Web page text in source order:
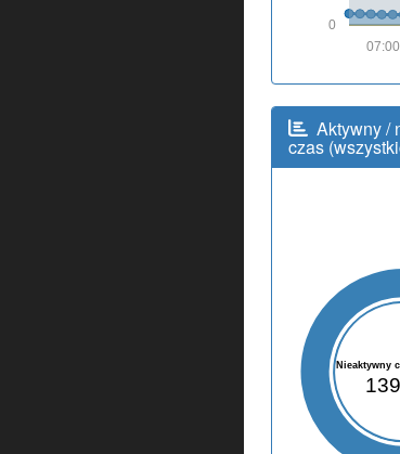
0
07:00
Aktywny /
czas
Nieaktywny